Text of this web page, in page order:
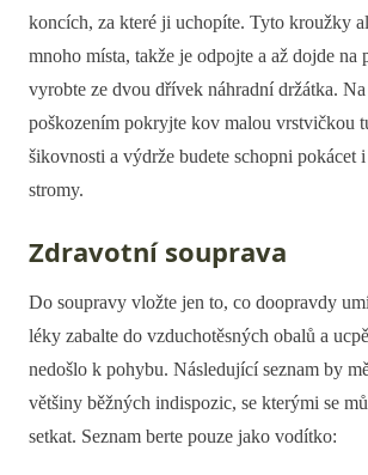
koncích, za které ji uchopíte. Tyto kroužky
mnoho místa, takže je odpojte a až dojde na
vyrobte ze dvou dřívek náhradní držátka.
poškozením pokryjte kov malou vrstvičkou
šikovnosti a výdrže budete schopni pokácet
stromy.
Zdravotní souprava
Do soupravy vložte jen to, co doopravdy
léky zabalte do vzduchotěsných obalů a
nedošlo k pohybu. Následující seznam by
většiny běžných indispozic, se kterými se
setkat. Seznam berte pouze jako vodítko: